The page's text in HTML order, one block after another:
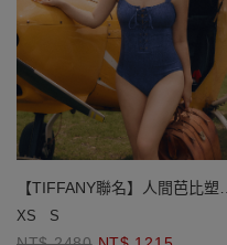
【TIFFANY聯名】人間芭比塑腹
馬甲綁帶連身泳衣
XS S